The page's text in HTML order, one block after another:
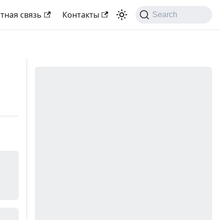
связь Контакты Search